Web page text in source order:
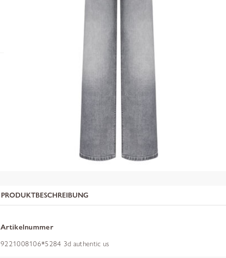
PRODUKTBESCHREIBUNG
Artikelnummer
9221008106*5284 3d authentic us